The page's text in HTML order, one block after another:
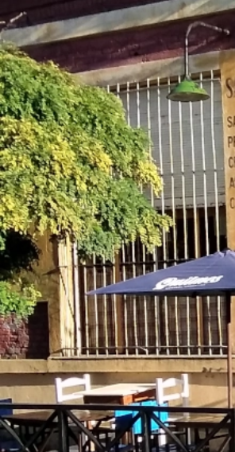
Categorías
Cocina Argentina
Descripción
Almacén de picadas de Tandil.
Galería